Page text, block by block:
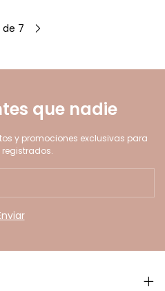
de 7
que nadie
y promociones exclusivas para
registrados.